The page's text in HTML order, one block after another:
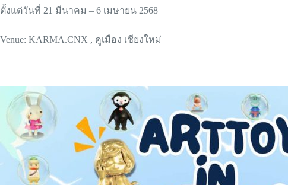
ตั้งแต่วันที่ 21 มีนาคม – 6 เมษายน 2568
Venue: KARMA.CNX , คูเมือง เชียงใหม่